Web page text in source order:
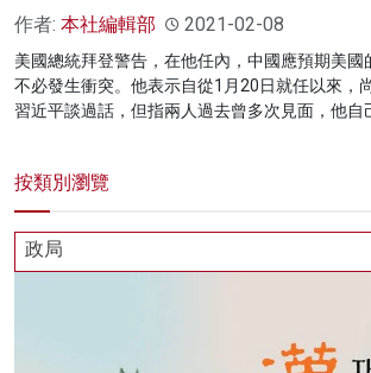
作者: 本社編輯部 2021-02-08
美國總統拜登警告，在他任內，中國應預期美國
不必發生衝突。他表示自從1月20日就任以來，
習近平談過話，但指兩人過去曾多次見面，他自
按類別瀏覽
政局